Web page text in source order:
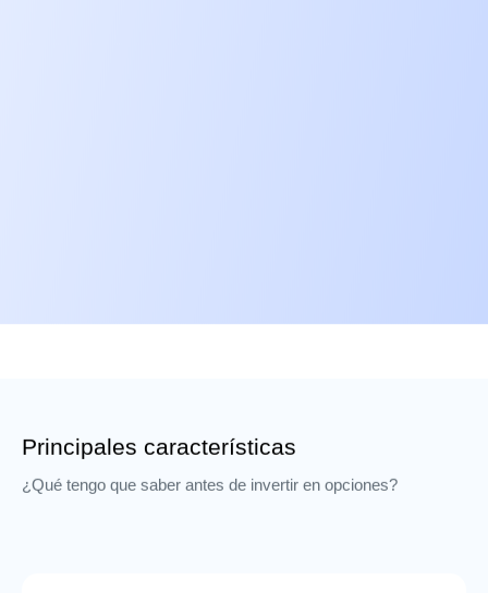
Principales características
¿Qué tengo que saber antes de invertir en opciones?